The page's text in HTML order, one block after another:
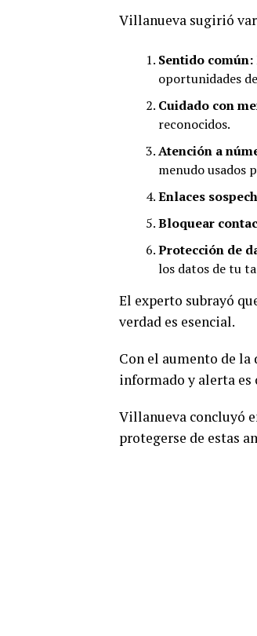
Villanueva sugirió
Sentido común:
oportunidades
Cuidado con
reconocidos.
Atención a
menudo usados
Enlaces
Bloquear
Protección de
los datos de tu
El experto subrayó
verdad es esencial.
Con el aumento de
informado y alerta es
Villanueva concluyó
protegerse de estas